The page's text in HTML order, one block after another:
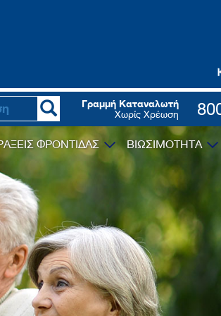
Γραμμή Καταναλωτή
Χωρίς Χρέωση
ΦΡΟΝΤΙΔΑΣ ΒΙΩΣΙΜΟΤΗΤΑ